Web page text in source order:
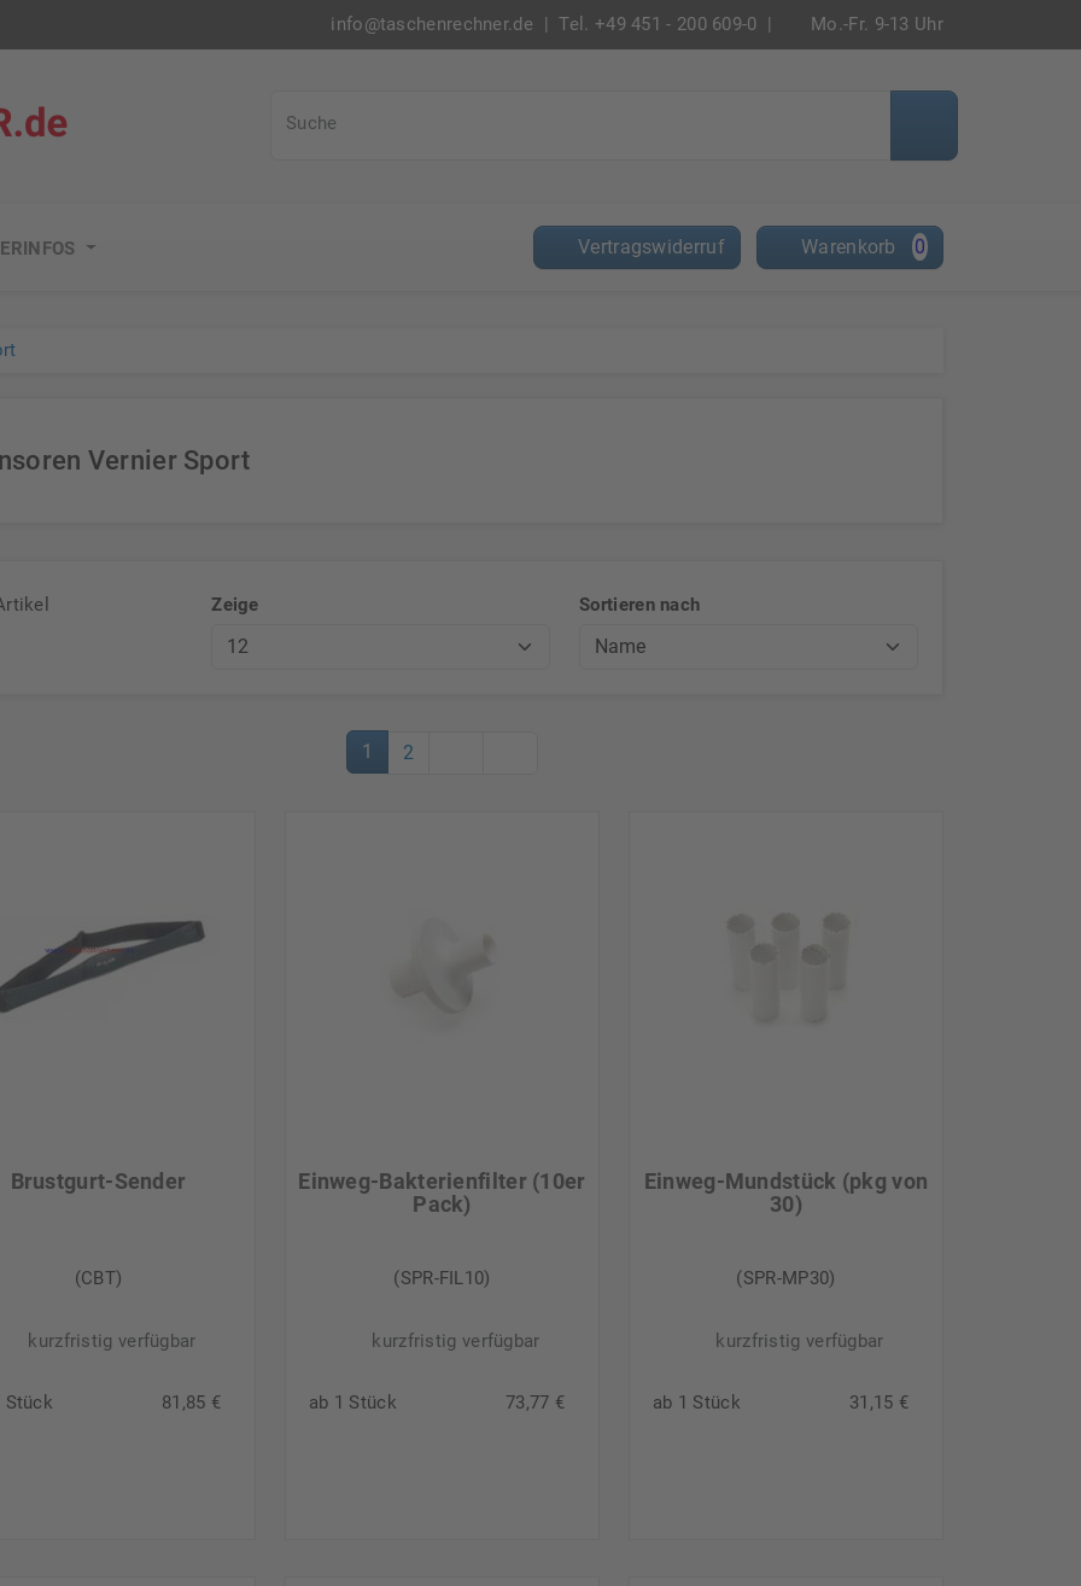
Mo.-Fr. 9-13 Uhr
Tel. +49 451 - 200 609-0 |
info@taschenrechner.de |
Suche
Vertragswiderruf Warenkorb 0
Vernier Sport
Zeige Sortieren nach
1 2
Brustgurt-Sender
(CBT)
kurzfristig verfügbar
Stück 81,85 €
Einweg-Bakterienfilter (10er
Pack)
(SPR-FIL10)
kurzfristig verfügbar
ab 1 Stück 73,77 €
Einweg-Mundstück (pkg von
30)
(SPR-MP30)
kurzfristig verfügbar
ab 1 Stück 31,15 €